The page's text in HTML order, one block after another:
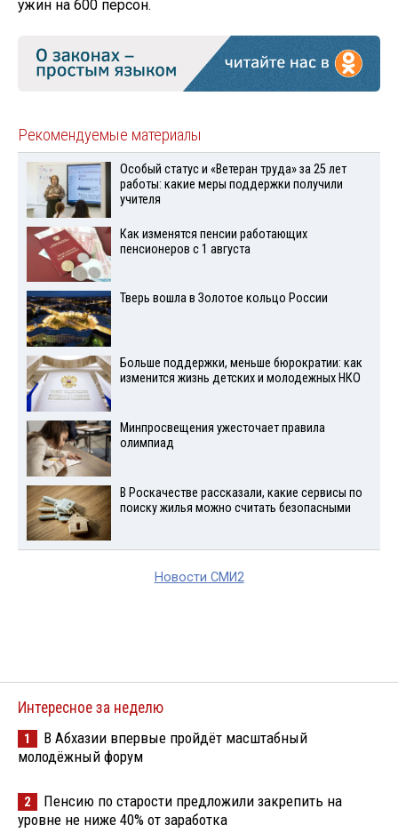
ужин на 600 персон.
Рекомендуемые материалы
Особый статус и «Ветеран труда» за 25 лет
работы: какие меры поддержки получили
учителя
Как изменятся пенсии работающих
пенсионеров с 1 августа
Тверь вошла в Золотое кольцо России
Больше поддержки, меньше бюрократии: как
изменится жизнь детских и молодежных НКО
Минпросвещения ужесточает правила
олимпиад
В Роскачестве рассказали, какие сервисы по
поиску жилья можно считать безопасными
Новости СМИ2
Интересное за неделю
1
В Абхазии впервые пройдёт масштабный
молодёжный форум
2
Пенсию по старости предложили закрепить на
уровне не ниже 40% от заработка